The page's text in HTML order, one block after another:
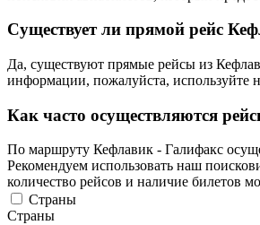
Существует ли прямой рейс
Да, существуют прямые рейсы из
информации, пожалуйста, используйте
Как часто осуществляются
По маршруту Кефлавик - Галифакс
Рекомендуем использовать наш
количество рейсов и наличие билетов
Страны
Страны